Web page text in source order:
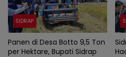
SIDRAP
Panen di Desa Botto 9,5 Ton
per Hektare, Bupati Sidrap